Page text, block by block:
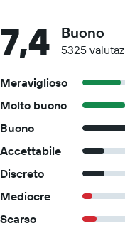
7,4 Buono
5325
Meraviglioso
Molto buono
Buono
Accettabile
Discreto
Mediocre
Scarso